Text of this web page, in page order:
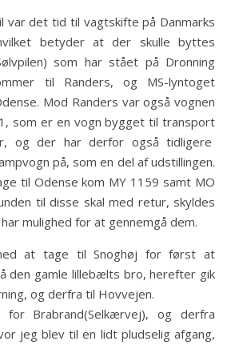
hvilket betyder at der skulle byttes
som har stået på Dronning
til Randers, og MS-lyntoget
Mod Randers var også vognen
som er en vogn bygget til transport
og der har derfor også tidligere
på, som en del af udstillingen.
til Odense kom MY 1159 samt MO
til disse skal med retur, skyldes
mulighed for at gennemgå dem.
at tage til Snoghøj for først at
den gamle lillebælts bro, herefter gik
og derfra til Hovvejen.
Brabrand(Selkærvej), og derfra
jeg blev til en lidt pludselig afgang,